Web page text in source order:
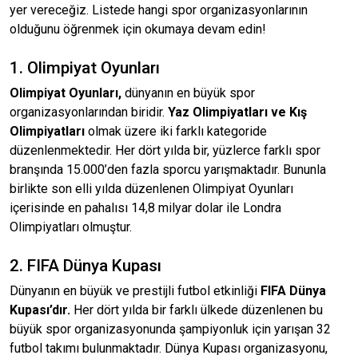
yer vereceğiz. Listede hangi spor organizasyonlarının
olduğunu öğrenmek için okumaya devam edin!
1. Olimpiyat Oyunları
Olimpiyat Oyunları, dünyanın en büyük spor
organizasyonlarından biridir. Yaz Olimpiyatları ve Kış
Olimpiyatları olmak üzere iki farklı kategoride
düzenlenmektedir. Her dört yılda bir, yüzlerce farklı spor
branşında 15.000’den fazla sporcu yarışmaktadır. Bununla
birlikte son elli yılda düzenlenen Olimpiyat Oyunları
içerisinde en pahalısı 14,8 milyar dolar ile Londra
Olimpiyatları olmuştur.
2. FIFA Dünya Kupası
Dünyanın en büyük ve prestijli futbol etkinliği FIFA Dünya
Kupası’dır. Her dört yılda bir farklı ülkede düzenlenen bu
büyük spor organizasyonunda şampiyonluk için yarışan 32
futbol takımı bulunmaktadır. Dünya Kupası organizasyonu,